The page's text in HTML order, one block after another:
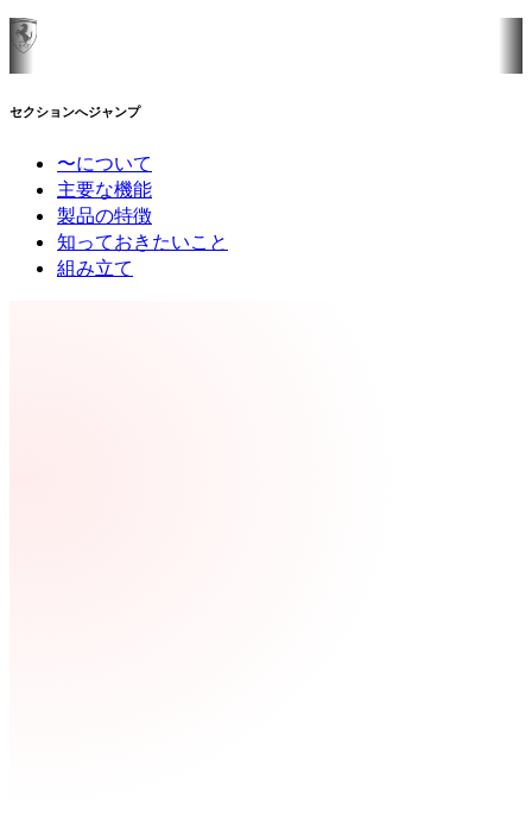
セクションへジャンプ
〜について
主要な機能
製品の特徴
知っておきたいこと
組み立て